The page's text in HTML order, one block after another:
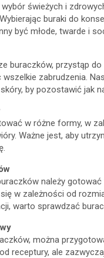
świeżych i
buraki do
być młode, twarde i
buraczków, przystąp
wszelkie zabrudzenia.
by pozostawić jak
w różne formy, w
Ważne jest, aby
należy
w zależności od
warto sprawdzać
można
receptury, ale